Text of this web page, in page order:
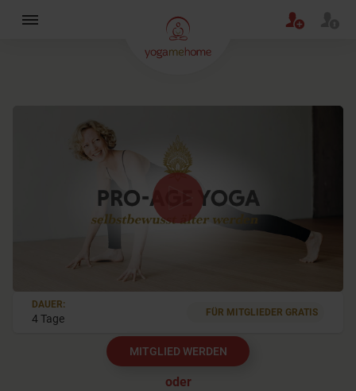
seconds
DAUER:
4 Tage FÜR MITGLIEDER GRATIS
MITGLIED WERDEN
oder